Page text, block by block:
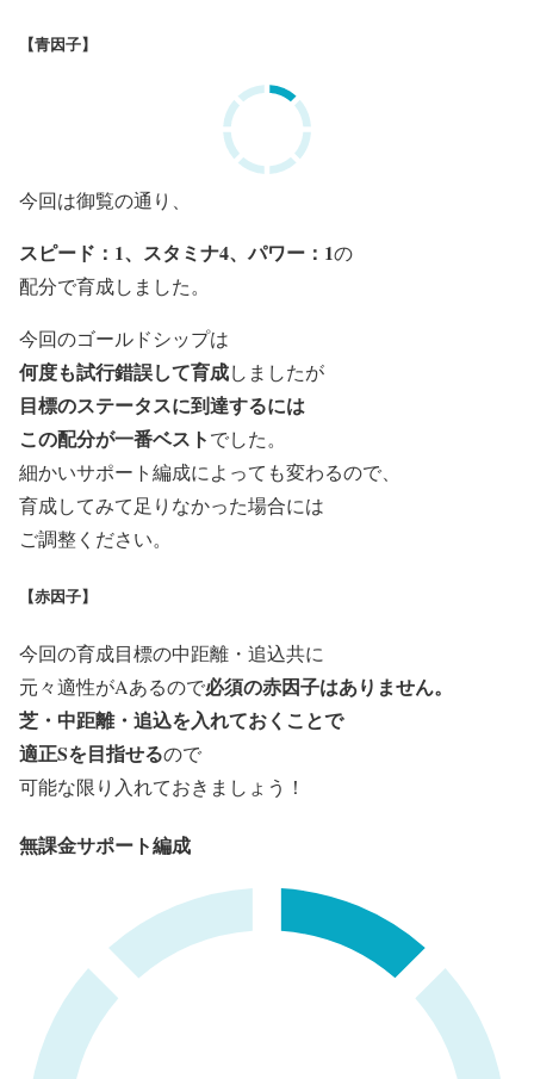
【青因子】
今回は御覧の通り、
スピード：1、スタミナ4、パワー：1の
配分で育成しました。
今回のゴールドシップは
何度も試行錯誤して育成しましたが
目標のステータスに到達するには
この配分が一番ベストでした。
細かいサポート編成によっても変わるので、
育成してみて足りなかった場合には
ご調整ください。
【赤因子】
今回の育成目標の中距離・追込共に
元々適性がAあるので必須の赤因子はありません。
芝・中距離・追込を入れておくことで
適正Sを目指せるので
可能な限り入れておきましょう！
無課金サポート編成